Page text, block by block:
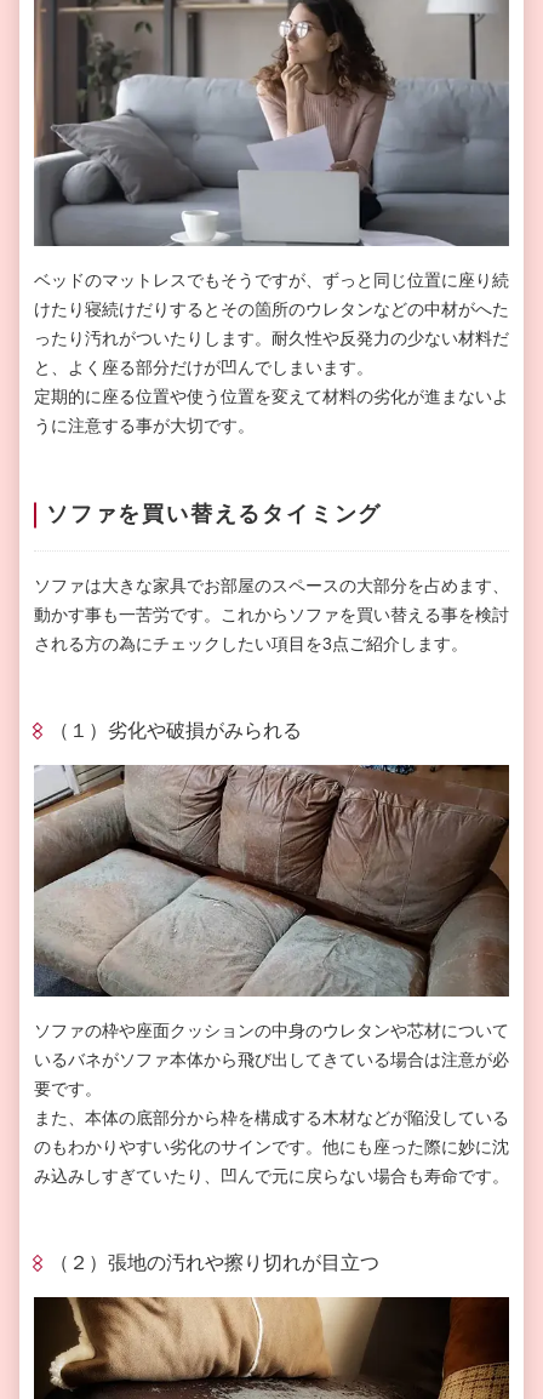
ベッドのマットレスでもそうですが、ずっと同じ位置に座り続
けたり寝続けだりするとその箇所のウレタンなどの中材がへた
ったり汚れがついたりします。耐久性や反発力の少ない材料だ
と、よく座る部分だけが凹んでしまいます。
定期的に座る位置や使う位置を変えて材料の劣化が進まないよ
うに注意する事が大切です。
ソファを買い替えるタイミング
ソファは大きな家具でお部屋のスペースの大部分を占めます、
動かす事も一苦労です。これからソファを買い替える事を検討
される方の為にチェックしたい項目を3点ご紹介します。
（１）劣化や破損がみられる
ソファの枠や座面クッションの中身のウレタンや芯材について
いるバネがソファ本体から飛び出してきている場合は注意が必
要です。
また、本体の底部分から枠を構成する木材などが陥没している
のもわかりやすい劣化のサインです。他にも座った際に妙に沈
み込みしすぎていたり、凹んで元に戻らない場合も寿命です。
（２）張地の汚れや擦り切れが目立つ